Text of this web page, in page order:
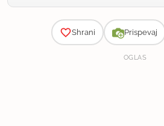
25 min| 20 min|
Shrani Prispevaj
OGLAS